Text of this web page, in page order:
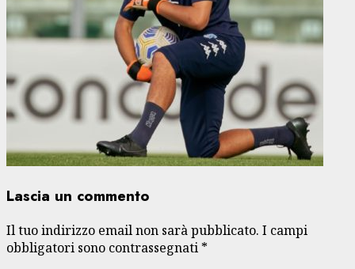
Lascia un commento
Il tuo indirizzo email non sarà pubblicato. I campi
obbligatori sono contrassegnati *